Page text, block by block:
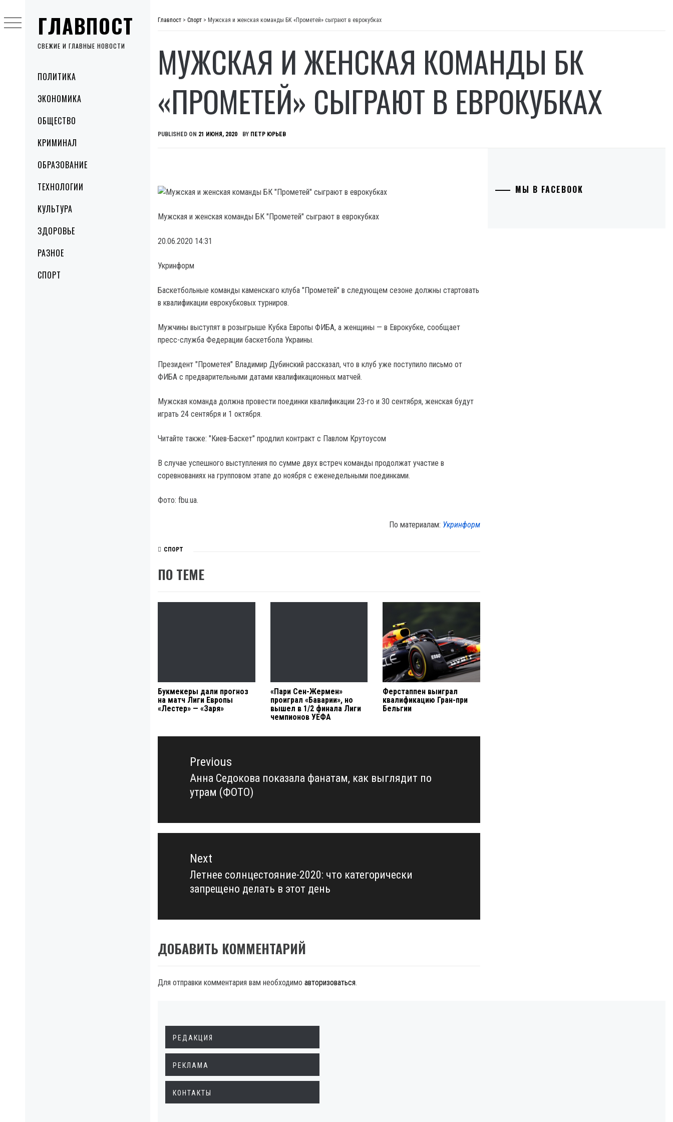
ГЛАВПОСТ
СВЕЖИЕ И ГЛАВНЫЕ НОВОСТИ
MenuПОЛИТИКА
ЭКОНОМИКА
ОБЩЕСТВО
КРИМИНАЛ
ОБРАЗОВАНИЕ
ТЕХНОЛОГИИ
КУЛЬТУРА
ЗДОРОВЬЕ
РАЗНОЕ
СПОРТ
to
content
Главпост > Спорт > Мужская и женская команды БК «Прометей» сыграют в еврокубках
МУЖСКАЯ И ЖЕНСКАЯ КОМАНДЫ БК
«ПРОМЕТЕЙ» СЫГРАЮТ В ЕВРОКУБКАХ
PUBLISHED ON 21 ИЮНЯ, 2020 BY ПЕТР ЮРЬЕВ
Мужская и женская команды БК "Прометей" сыграют в еврокубках
20.06.2020 14:31
Укринформ
Баскетбольные команды каменскаго клуба "Прометей" в следующем сезоне должны стартовать
в квалификации еврокубковых турниров.
Мужчины выступят в розыгрыше Кубка Европы ФИБА, а женщины — в Еврокубке, сообщает
пресс-служба Федерации баскетбола Украины.
Президент "Прометея" Владимир Дубинский рассказал, что в клуб уже поступило письмо от
ФИБА с предварительными датами квалификационных матчей.
Мужская команда должна провести поединки квалификации 23-го и 30 сентября, женская будут
играть 24 сентября и 1 октября.
Читайте также: "Киев-Баскет" продлил контракт с Павлом Крутоусом
В случае успешного выступления по сумме двух встреч команды продолжат участие в
соревнованиях на групповом этапе до ноября с еженедельными поединками.
Фото: fbu.ua.
По материалам: Укринформ
СПОРТ
ПО ТЕМЕ
Букмекеры дали прогноз
на матч Лиги Европы
«Лестер» — «Заря»
«Пари Сен-Жермен»
проиграл «Баварии», но
вышел в 1/2 финала Лиги
чемпионов УЕФА
Ферстаппен выиграл
квалификацию Гран-при
Бельгии
Навигация
записямPrevious
Previous
post:
Анна Седокова показала фанатам, как выглядит по
утрам (ФОТО)
Next
Next
post:
Летнее солнцестояние-2020: что категорически
запрещено делать в этот день
ДОБАВИТЬ КОММЕНТАРИЙ
Для отправки комментария вам необходимо авторизоваться.
МЫ В FACEBOOK
РЕДАКЦИЯ
РЕКЛАМА
КОНТАКТЫ